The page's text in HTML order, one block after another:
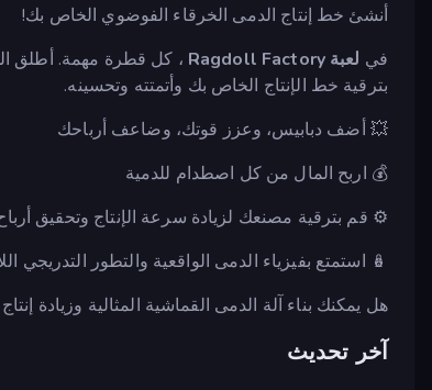
أنشئ خط إنتاج الدمى الخرقاء الفوضوي الخاص بك!
في لعبة Ragdoll Factory
، كل قطرة مهمة. أطلق
بترقية خط الإنتاج الخاص بك وأتمتته وتحسينه.
💥 أضف دبابيس، وعزز قوتك، وضاعف أرباحك
💰 اربح المال من كل اصطدام للدمية
⚙️ قم بترقية مصنعك لزيادة سرعة الإنتاج وتحقيق
🪆 استمتع بفيزياء الدمى الواقعية والتطور التدريجي اللانهائي
هل يمكنك بناء آلة الدمى القماشية المثالية وزيادة
آخر تحديث